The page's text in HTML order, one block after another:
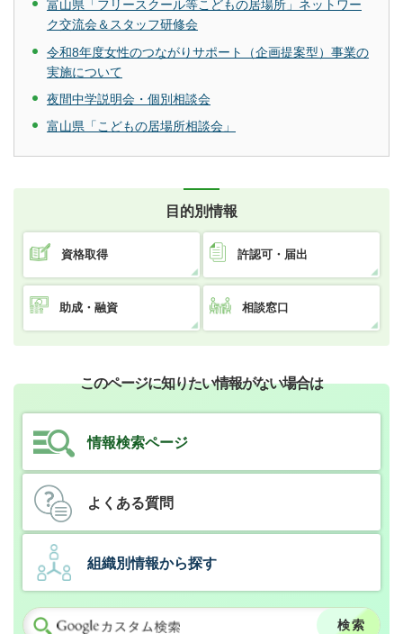
富山県「フリースクール等こどもの居場所」ネットワー
ク交流会＆スタッフ研修会
令和8年度女性のつながりサポート（企画提案型）事業の
実施について
夜間中学説明会・個別相談会
富山県「こどもの居場所相談会」
目的別情報
資格取得 許認可・届出
助成・融資 相談窓口
このページに知りたい情報がない場合は
情報検索ページ
よくある質問
組織別情報から探す